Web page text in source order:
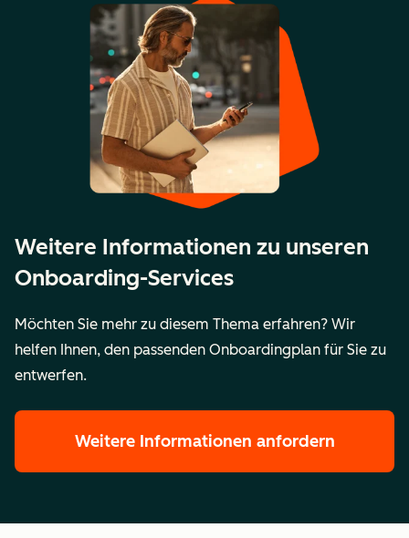
Beratung bei der
Implementierung und
Verwendung von nativen
Drittanbieterintegrationen
Zusammenführung von
HubSpot-Portalen in ein
2 Portale
Portale
Zusammenführung von
Unternehmensbereichen in
ein einziges Portal
Durchführung:
Remote
1–2-mal
15.000 $
Remote
2–3-mal
Weitere Informationen zu unseren
Onboarding-Services
Möchten Sie mehr zu diesem Thema erfahren? Wir
helfen Ihnen, den passenden Onboardingplan für Sie zu
entwerfen.
Weitere Informationen anfordern